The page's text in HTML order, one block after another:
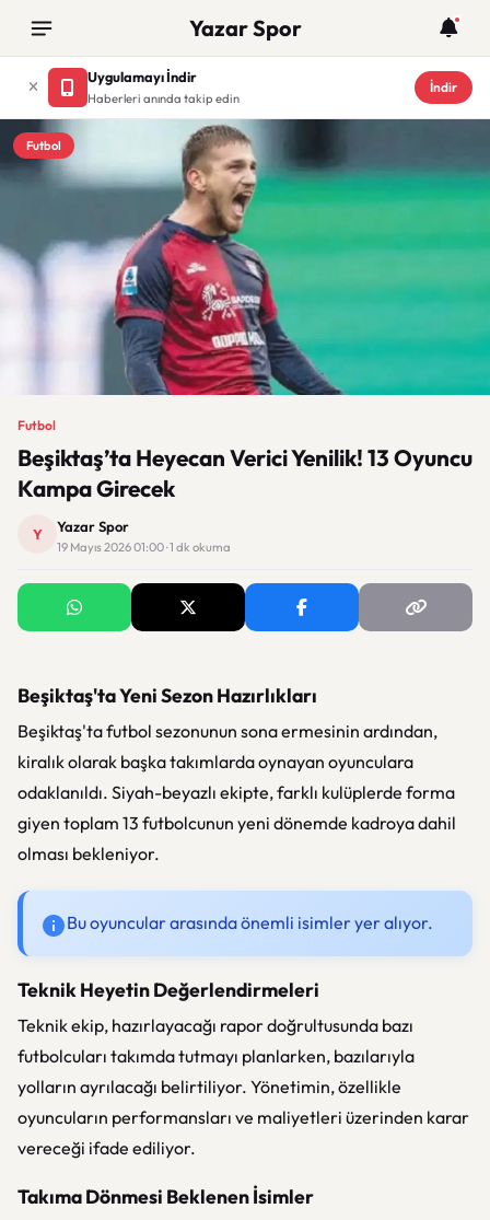
Yazar Spor
Uygulamayı İndir
Haberleri anında takip edin
İndir
Futbol
Futbol
Beşiktaş’ta Heyecan Verici Yenilik! 13 Oyuncu
Kampa Girecek
Y Yazar Spor
19 Mayıs 2026 01:00 · 1 dk okuma
Beşiktaş'ta Yeni Sezon Hazırlıkları
Beşiktaş'ta futbol sezonunun sona ermesinin ardından,
kiralık olarak başka takımlarda oynayan oyunculara
odaklanıldı. Siyah-beyazlı ekipte, farklı kulüplerde forma
giyen toplam 13 futbolcunun yeni dönemde kadroya dahil
olması bekleniyor.
Bu oyuncular arasında önemli isimler yer alıyor.
Teknik Heyetin Değerlendirmeleri
Teknik ekip, hazırlayacağı rapor doğrultusunda bazı
futbolcuları takımda tutmayı planlarken, bazılarıyla
yolların ayrılacağı belirtiliyor. Yönetimin, özellikle
oyuncuların performansları ve maliyetleri üzerinden karar
vereceği ifade ediliyor.
Takıma Dönmesi Beklenen İsimler